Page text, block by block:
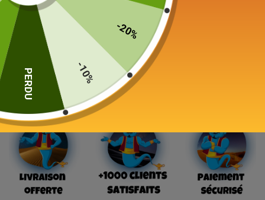
99,00€
19 en stock
Ajouter au panier
-20%
-10%
PERDU